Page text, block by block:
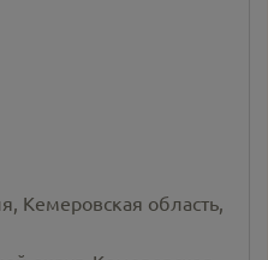
Кемеровская область,